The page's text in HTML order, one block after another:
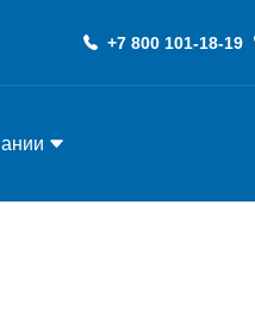
+7 800 101-18-19